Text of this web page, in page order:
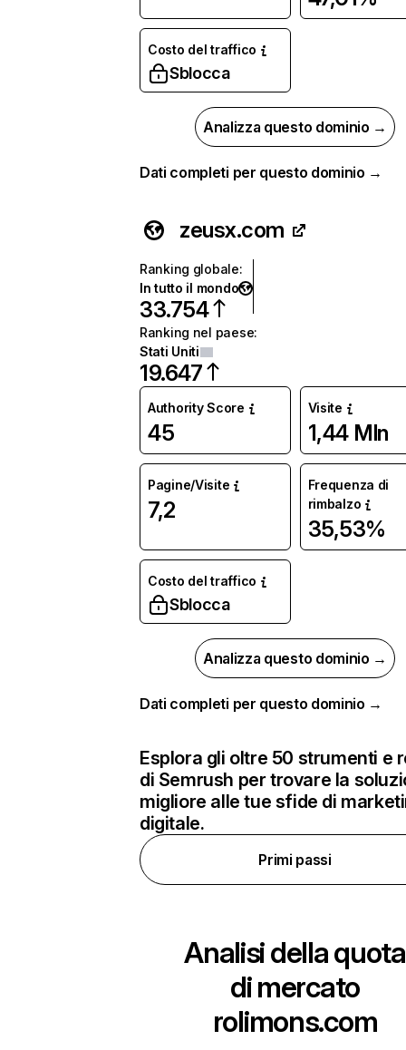
Costo del traffico
Sblocca
Analizza questo dominio →
Dati completi per questo dominio →
zeusx.com
Ranking globale:
In tutto il mondo
33.754
Ranking nel paese:
Stati Uniti
19.647
Authority Score
45
Visite
1,44 Mln
Pagine/Visite
7,2
Frequenza di
rimbalzo
35,53%
Costo del traffico
Sblocca
Analizza questo dominio →
Dati completi per questo dominio →
Esplora gli oltre 50 strumenti e
di Semrush per trovare la
migliore alle tue sfide di
digitale.
Primi passi
Analisi della quota
di mercato
rolimons.com